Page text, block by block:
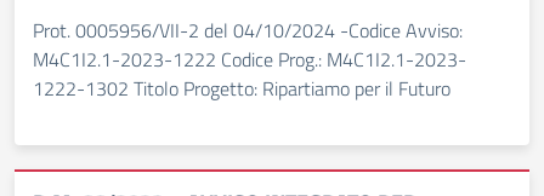
Prot. 0005956/VII-2 del 04/10/2024 -Codice Avviso:
M4C1I2.1-2023-1222 Codice Prog.: M4C1I2.1-2023-
1222-1302 Titolo Progetto: Ripartiamo per il Futuro